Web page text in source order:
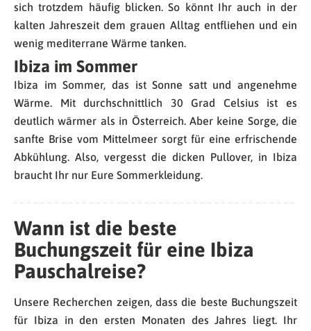
sich trotzdem häufig blicken. So könnt Ihr auch in der
kalten Jahreszeit dem grauen Alltag entfliehen und ein
wenig mediterrane Wärme tanken.
Ibiza im Sommer
Ibiza im Sommer, das ist Sonne satt und angenehme
Wärme. Mit durchschnittlich 30 Grad Celsius ist es
deutlich wärmer als in Österreich. Aber keine Sorge, die
sanfte Brise vom Mittelmeer sorgt für eine erfrischende
Abkühlung. Also, vergesst die dicken Pullover, in Ibiza
braucht Ihr nur Eure Sommerkleidung.
Wann ist die beste
Buchungszeit für eine Ibiza
Pauschalreise?
Unsere Recherchen zeigen, dass die beste Buchungszeit
für Ibiza in den ersten Monaten des Jahres liegt. Ihr